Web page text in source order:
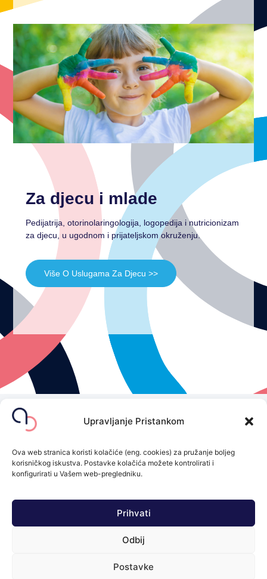
Upravljanje Pristankom
Ova web stranica koristi kolačiće (eng. cookies) za pružanje boljeg
korisničkog iskustva. Postavke kolačića možete kontrolirati i
konfigurirati u Vašem web-pregledniku.
Prihvati
Odbij
Postavke
Za djecu i mlade
Pedijatrija, otorinolaringologija, logopedija i nutricionizam
za djecu, u ugodnom i prijateljskom okruženju.
Više O Uslugama Za Djecu >>
individualiziranu skrb u
Zakažite svoj termin danas!
Powered byYole Design Studio